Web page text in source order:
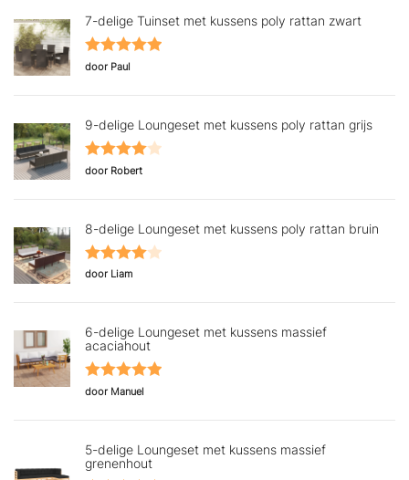
7-delige Tuinset met kussens poly rattan zwart
Gewaardeerd
door Paul
9-delige Loungeset met kussens poly rattan grijs
Gewaardeerd
door Robert
8-delige Loungeset met kussens poly rattan bruin
Gewaardeerd
door Liam
6-delige Loungeset met kussens massief
acaciahout
Gewaardeerd
door Manuel
5-delige Loungeset met kussens massief
grenenhout